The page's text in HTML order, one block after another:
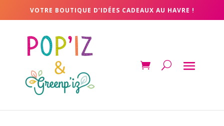
VOTRE BOUTIQUE D’IDÉES CADEAUX AU HAVRE !